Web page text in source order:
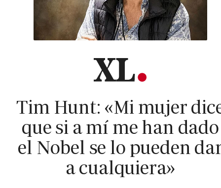
Tim Hunt: «Mi mujer
que si a mí me han dado
el Nobel se lo pueden
a cualquiera»